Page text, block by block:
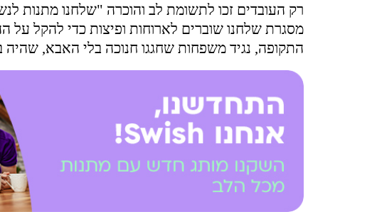
רק העובדים זכו לתשומת לב והוכרה "שלחנו מתנות
מסגרת שלחנו שוברים לארוחות ופיצות כדי להקל על
התקופה, נגיד משפחות שחגגו חנוכה בלי האבא,